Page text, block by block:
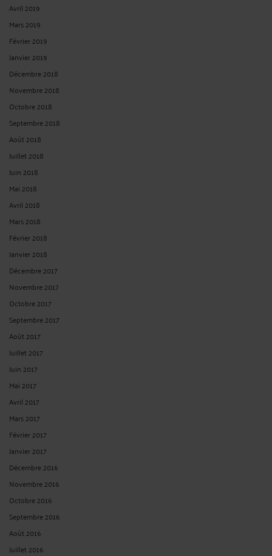
Avril 2019
Mars 2019
Février 2019
Janvier 2019
Décembre 2018
Novembre 2018
Octobre 2018
Septembre 2018
Août 2018
Juillet 2018
Juin 2018
Mai 2018
Avril 2018
Mars 2018
Février 2018
Janvier 2018
Décembre 2017
Novembre 2017
Octobre 2017
Septembre 2017
Août 2017
Juillet 2017
Juin 2017
Mai 2017
Avril 2017
Mars 2017
Février 2017
Janvier 2017
Décembre 2016
Novembre 2016
Octobre 2016
Septembre 2016
Août 2016
Juillet 2016